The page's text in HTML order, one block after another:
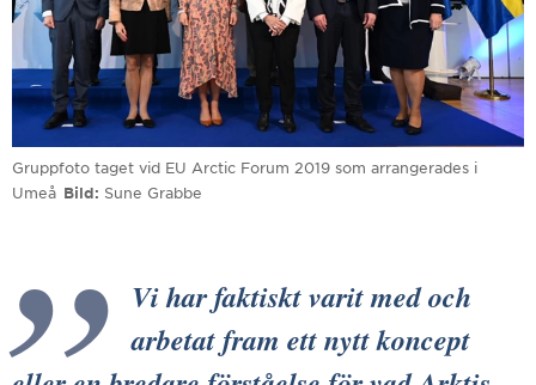
Gruppfoto taget vid EU Arctic Forum 2019 som arrangerades i
Umeå Bild Sune Grabbe
Vi har faktiskt varit med och
arbetat fram ett nytt koncept